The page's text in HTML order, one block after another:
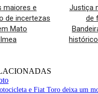
maiores e
de incertezas
Mato
Justiça
de
e Fiat Toro deixa um